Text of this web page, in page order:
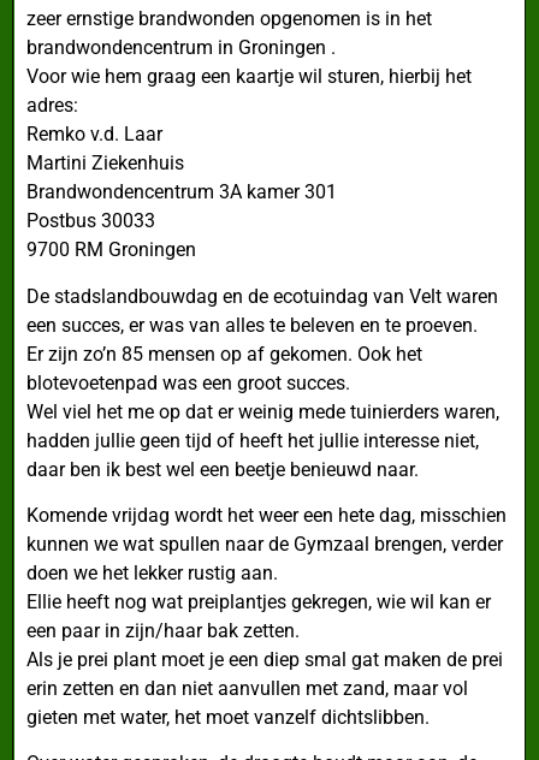
zeer ernstige brandwonden opgenomen is in het
brandwondencentrum in Groningen .
Voor wie hem graag een kaartje wil sturen, hierbij het
adres:
Remko v.d. Laar
Martini Ziekenhuis
Brandwondencentrum 3A kamer 301
Postbus 30033
9700 RM Groningen
De stadslandbouwdag en de ecotuindag van Velt waren
een succes, er was van alles te beleven en te proeven.
Er zijn zo’n 85 mensen op af gekomen. Ook het
blotevoetenpad was een groot succes.
Wel viel het me op dat er weinig mede tuinierders waren,
hadden jullie geen tijd of heeft het jullie interesse niet,
daar ben ik best wel een beetje benieuwd naar.
Komende vrijdag wordt het weer een hete dag, misschien
kunnen we wat spullen naar de Gymzaal brengen, verder
doen we het lekker rustig aan.
Ellie heeft nog wat preiplantjes gekregen, wie wil kan er
een paar in zijn/haar bak zetten.
Als je prei plant moet je een diep smal gat maken de prei
erin zetten en dan niet aanvullen met zand, maar vol
gieten met water, het moet vanzelf dichtslibben.